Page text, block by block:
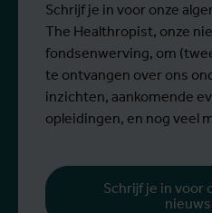
Schrijf je in voor onze
The Healthropist, onze
fondsenwerving, om
te ontvangen over ons
inzichten, aankomende
opleidingen, en nog veel
Schrijf je in voor